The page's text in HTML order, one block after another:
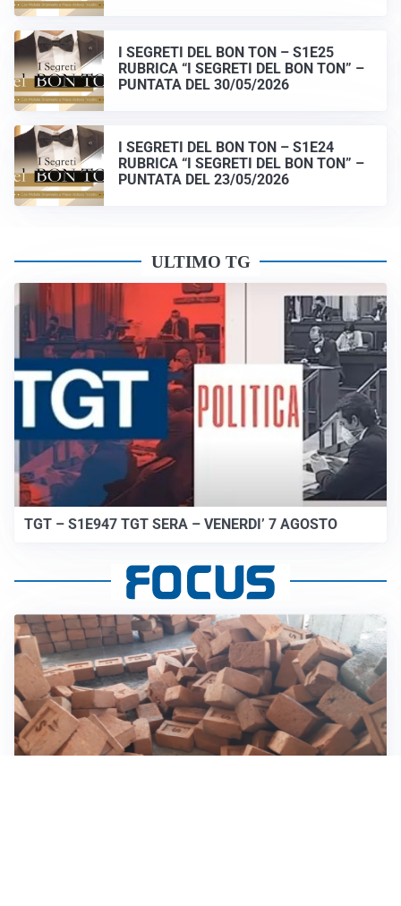
I SEGRETI DEL BON TON – S1E25
RUBRICA “I SEGRETI DEL BON TON” –
PUNTATA DEL 30/05/2026
I SEGRETI DEL BON TON – S1E24
RUBRICA “I SEGRETI DEL BON TON” –
PUNTATA DEL 23/05/2026
ULTIMO TG
TGT – S1E947 TGT SERA – VENERDI’ 7 AGOSTO